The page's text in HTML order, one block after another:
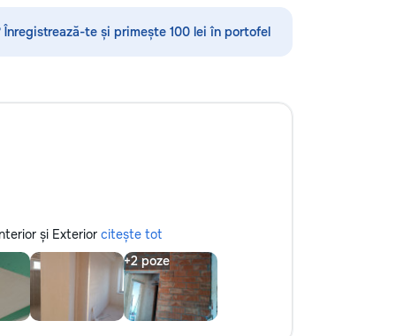
русскому языку, румынскому языку,
современных методик и
школьной программе ✔ Обучение
взрослых ✔ Бесплатный пробный
урок
Înregistrează-te și primește 100 lei în portofel
și Exterior citește tot